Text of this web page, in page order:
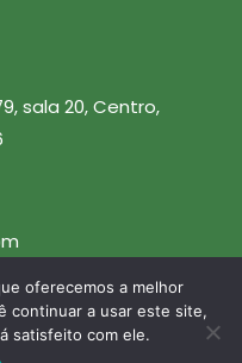
sala 20, Centro,
oferecemos a melhor
continuar a usar este site,
satisfeito com ele.